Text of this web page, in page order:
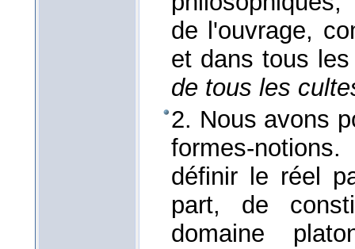
de l'ouvrage,
et dans tous
de tous les
2. Nous avons
formes-
définir le réel
part, de
domaine